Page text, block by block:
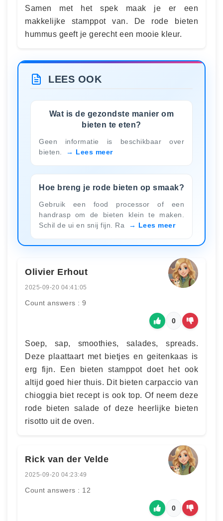
Samen met het spek maak je er een
makkelijke stamppot van. De rode bieten
hummus geeft je gerecht een mooie kleur.
LEES OOK
Wat is de gezondste manier om
bieten te eten?
Geen informatie is beschikbaar over
bieten.
Lees meer
Hoe breng je rode bieten op smaak?
Gebruik een food processor of een
handrasp om de bieten klein te maken.
Schil de ui en snij fijn. Ra
Lees meer
Olivier Erhout
2025-09-20 04:41:05
Count answers : 9
0
Soep, sap, smoothies, salades, spreads.
Deze plaattaart met bietjes en geitenkaas is
erg fijn. Een bieten stamppot doet het ook
altijd goed hier thuis. Dit bieten carpaccio van
chioggia biet recept is ook top. Of neem deze
rode bieten salade of deze heerlijke bieten
risotto uit de oven.
Rick van der Velde
2025-09-20 04:23:49
Count answers : 12
0